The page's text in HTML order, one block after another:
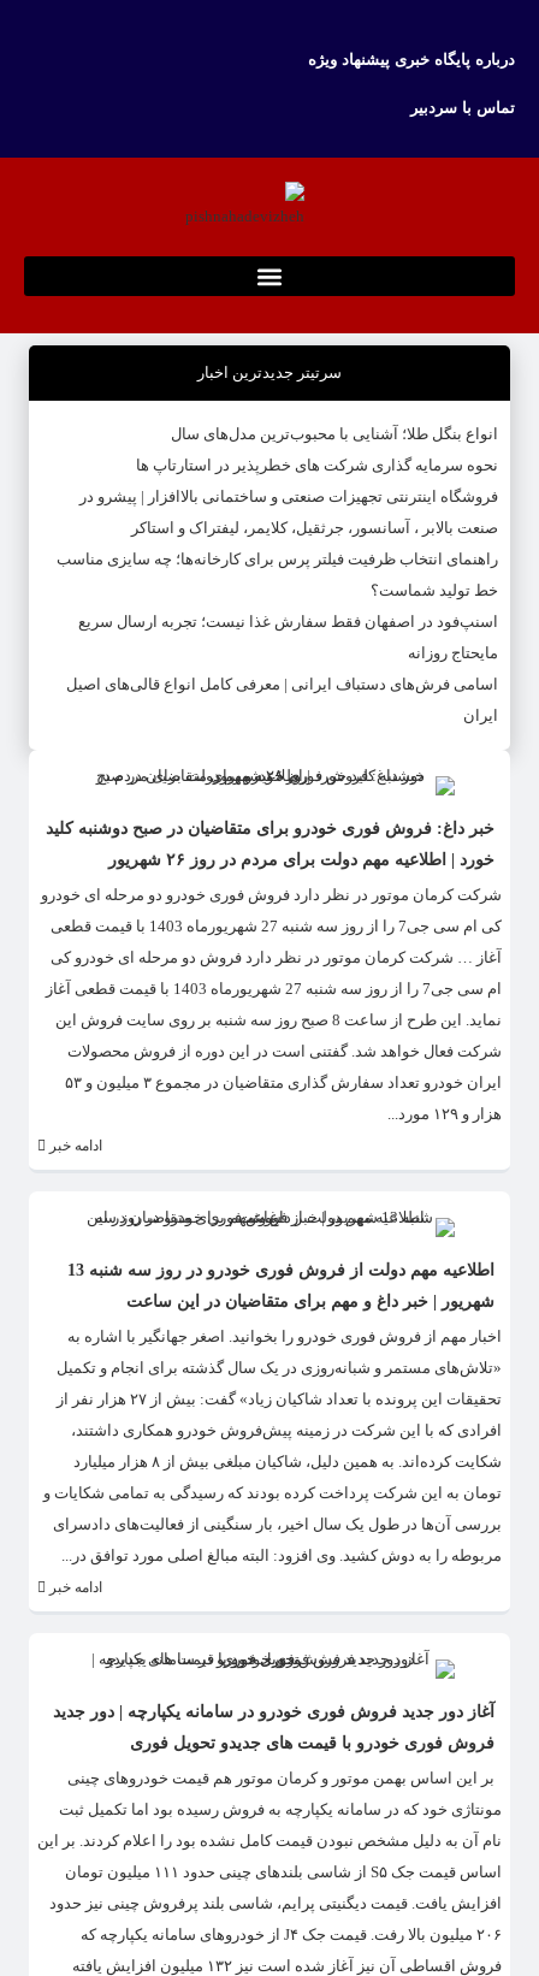
درباره پایگاه خبری پیشنهاد ویژه
تماس با سردبیر
سرتیتر جدیدترین اخبار
انواع بنگل طلا؛ آشنایی با محبوب‌ترین مدل‌های سال
نحوه سرمایه‌ گذاری شرکت‌ های خطرپذیر در استارتاپ ها
فروشگاه اینترنتی تجهیزات صنعتی و ساختمانی بالاافزار | پیشرو در
صنعت بالابر ، آسانسور، جرثقیل، کلایمر، لیفتراک و استاکر
راهنمای انتخاب ظرفیت فیلتر پرس برای کارخانه‌ها؛ چه سایزی مناسب
خط تولید شماست؟
اسنپ‌فود در اصفهان فقط سفارش غذا نیست؛ تجربه ارسال سریع
مایحتاج روزانه
اسامی فرش‌های دستباف ایرانی | معرفی کامل انواع قالی‌های اصیل
ایران
خبر داغ: فروش فوری خودرو برای متقاضیان در صبح دوشنبه کلید
خورد | اطلاعیه مهم دولت برای مردم در روز ۲۶ شهریور
شرکت کرمان موتور در نظر دارد فروش فوری خودرو دو مرحله ای خودرو
کی ام سی جی7 را از روز سه شنبه 27 شهریورماه 1403 با قیمت قطعی
آغاز … شرکت کرمان موتور در نظر دارد فروش دو مرحله ای خودرو کی
ام سی جی7 را از روز سه شنبه 27 شهریورماه 1403 با قیمت قطعی آغاز
نماید. این طرح از ساعت 8 صبح روز سه شنبه بر روی سایت فروش این
شرکت فعال خواهد شد. گفتنی است در این دوره از فروش محصولات
ایران خودرو تعداد سفارش گذاری متقاضیان در مجموع ۳ میلیون و ۵۳
هزار و ۱۲۹ مورد...
ادامه خبر
اطلاعیه مهم دولت از فروش فوری خودرو در روز سه شنبه 13
شهریور | خبر داغ و مهم برای متقاضیان در این ساعت
اخبار مهم از فروش فوری خودرو را بخوانید. اصغر جهانگیر با اشاره به
«تلاش‌های مستمر و شبانه‌روزی در یک سال گذشته برای انجام و تکمیل
تحقیقات این پرونده با تعداد شاکیان زیاد» گفت: بیش از ۲۷ هزار نفر از
افرادی که با این شرکت در زمینه پیش‌فروش خودرو همکاری داشتند،
شکایت کرده‌اند. به همین دلیل، شاکیان مبلغی بیش از ۸ هزار میلیارد
تومان به این شرکت پرداخت کرده بودند که رسیدگی به تمامی شکایات و
بررسی آن‌ها در طول یک سال اخیر، بار سنگینی از فعالیت‌های دادسرای
مربوطه را به دوش کشید. وی افزود: البته مبالغ اصلی مورد توافق در...
ادامه خبر
آغاز دور جدید فروش فوری خودرو در سامانه یکپارچه | دور جدید
فروش فوری خودرو با قیمت های جدیدو تحویل فوری
بر این اساس بهمن موتور و کرمان موتور هم قیمت خودروهای چینی
مونتاژی خود که در سامانه یکپارچه به فروش رسیده بود اما تکمیل ثبت
نام آن به دلیل مشخص نبودن قیمت کامل نشده بود را اعلام کردند. بر این
اساس قیمت جک S۵ از شاسی بلندهای چینی حدود ۱۱۱ میلیون تومان
افزایش یافت. قیمت دیگنیتی پرایم، شاسی بلند پرفروش چینی نیز حدود
۲۰۶ میلیون بالا رفت. قیمت جک J۴ از خودروهای سامانه یکپارچه که
فروش اقساطی آن نیز آغاز شده است نیز ۱۳۲ میلیون افزایش یافته